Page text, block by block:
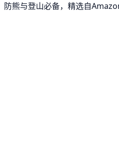
防熊与登山必备，精选自